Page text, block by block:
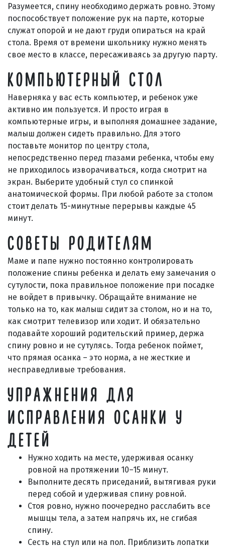
Разумеется, спину необходимо держать ровно. Этому
поспособствует положение рук на парте, которые
служат опорой и не дают груди опираться на край
стола. Время от времени школьнику нужно менять
свое место в классе, пересаживаясь за другую парту.
КОМПЬЮТЕРНЫЙ СТОЛ
Наверняка у вас есть компьютер, и ребенок уже
активно им пользуется. И просто играя в
компьютерные игры, и выполняя домашнее задание,
малыш должен сидеть правильно. Для этого
поставьте монитор по центру стола,
непосредственно перед глазами ребенка, чтобы ему
не приходилось изворачиваться, когда смотрит на
экран. Выберите удобный стул со спинкой
анатомической формы. При любой работе за столом
стоит делать 15-минутные перерывы каждые 45
минут.
СОВЕТЫ РОДИТЕЛЯМ
Маме и папе нужно постоянно контролировать
положение спины ребенка и делать ему замечания о
сутулости, пока правильное положение при посадке
не войдет в привычку. Обращайте внимание не
только на то, как малыш сидит за столом, но и на то,
как смотрит телевизор или ходит. И обязательно
подавайте хороший родительский пример, держа
спину ровно и не сутулясь. Тогда ребенок поймет,
что прямая осанка – это норма, а не жесткие и
несправедливые требования.
УПРАЖНЕНИЯ ДЛЯ
ИСПРАВЛЕНИЯ ОСАНКИ У
ДЕТЕЙ
Нужно ходить на месте, удерживая осанку
ровной на протяжении 10–15 минут.
Выполните десять приседаний, вытягивая руки
перед собой и удерживая спину ровной.
Стоя ровно, нужно поочередно расслабить все
мышцы тела, а затем напрячь их, не сгибая
спину.
Сесть на стул или на пол. Приблизить лопатки